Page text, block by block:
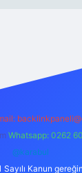
Whatsapp: 0262
@karabul
Sayılı Kanun